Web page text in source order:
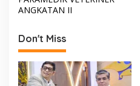
k
n
a
v
i
ANGKATAN II
Don't Miss